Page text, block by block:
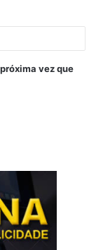
vez que